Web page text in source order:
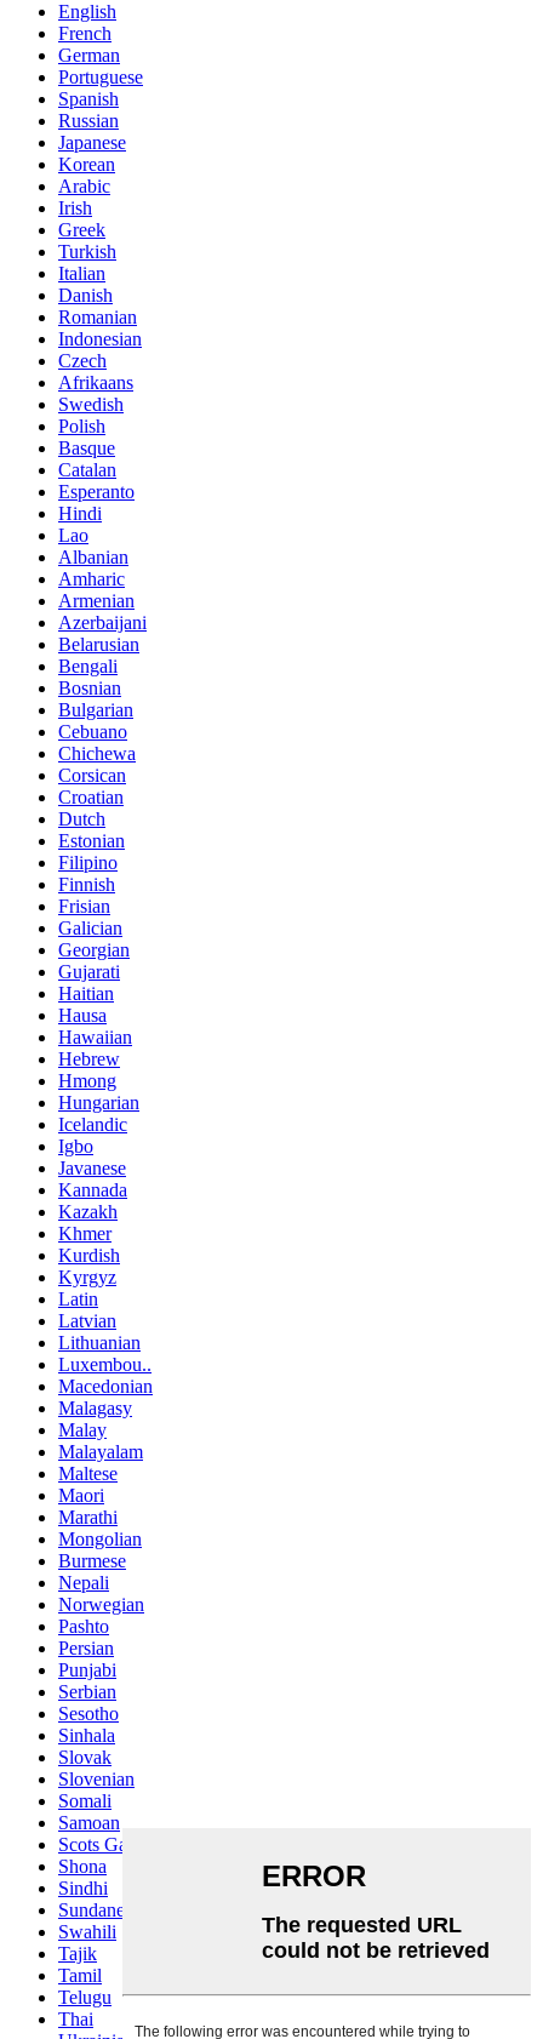
English
French
German
Portuguese
Spanish
Russian
Japanese
Korean
Arabic
Irish
Greek
Turkish
Italian
Danish
Romanian
Indonesian
Czech
Afrikaans
Swedish
Polish
Basque
Catalan
Esperanto
Hindi
Lao
Albanian
Amharic
Armenian
Azerbaijani
Belarusian
Bengali
Bosnian
Bulgarian
Cebuano
Chichewa
Corsican
Croatian
Dutch
Estonian
Filipino
Finnish
Frisian
Galician
Georgian
Gujarati
Haitian
Hausa
Hawaiian
Hebrew
Hmong
Hungarian
Icelandic
Igbo
Javanese
Kannada
Kazakh
Khmer
Kurdish
Kyrgyz
Latin
Latvian
Lithuanian
Luxembou..
Macedonian
Malagasy
Malay
Malayalam
Maltese
Maori
Marathi
Mongolian
Burmese
Nepali
Norwegian
Pashto
Persian
Punjabi
Serbian
Sesotho
Sinhala
Slovak
Slovenian
Somali
Samoan
Scots Gaelic
Shona
Sindhi
Sundanese
Swahili
Tajik
Tamil
Telugu
Thai